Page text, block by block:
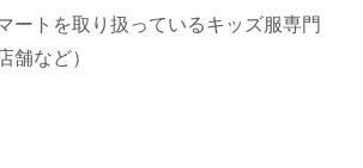
ートを取り扱っているキッズ服専門
舗など）